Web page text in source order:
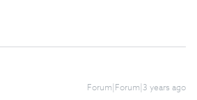
Forum|Forum|3 years ago